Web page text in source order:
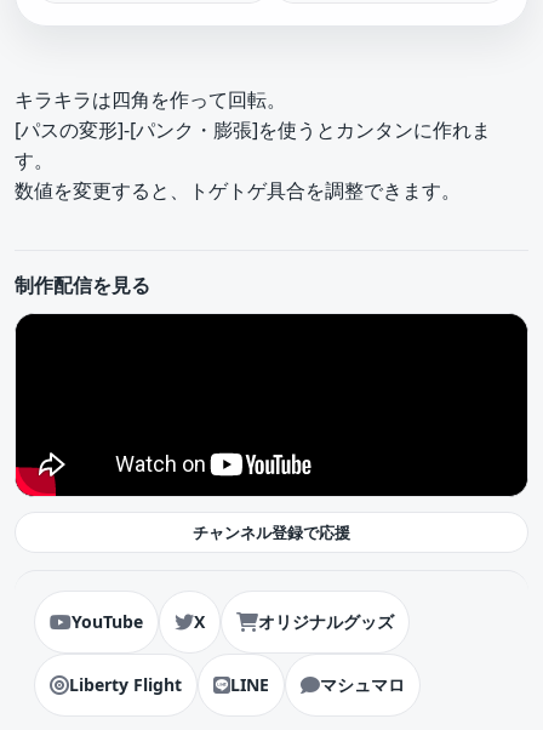
キラキラは四角を作って回転。
[パスの変形]-[パンク・膨張]を使うとカンタンに作れま
す。
数値を変更すると、トゲトゲ具合を調整できます。
制作配信を見る
チャンネル登録で応援
YouTube X オリジナルグッズ
Liberty Flight LINE マシュマロ